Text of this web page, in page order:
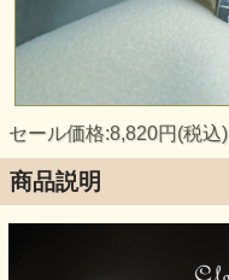
セール価格:8,820円(税込)
商品説明